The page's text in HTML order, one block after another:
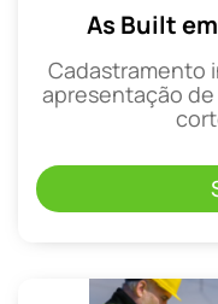
As Built
Cadastramento
apresentação